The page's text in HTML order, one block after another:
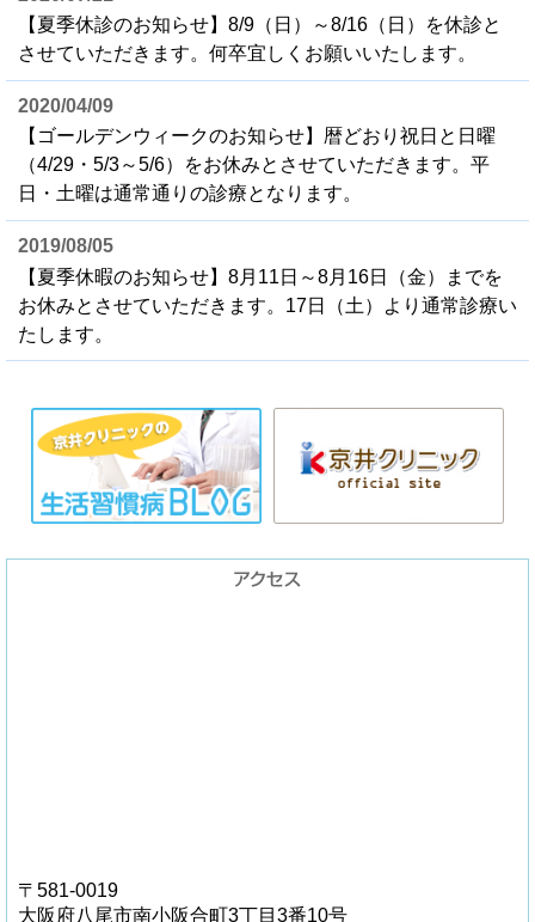
【夏季休診のお知らせ】8/9（日）～8/16（日）を休診と
させていただきます。何卒宜しくお願いいたします。
2020/04/09
【ゴールデンウィークのお知らせ】暦どおり祝日と日曜
（4/29・5/3～5/6）をお休みとさせていただきます。平
日・土曜は通常通りの診療となります。
2019/08/05
【夏季休暇のお知らせ】8月11日～8月16日（金）までを
お休みとさせていただきます。17日（土）より通常診療い
たします。
〒581-0019
大阪府八尾市南小阪合町3丁目3番10号